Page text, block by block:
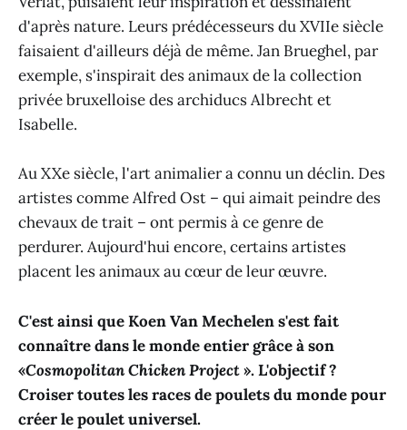
d'après nature. Leurs prédécesseurs du XVIIe siècle
faisaient d'ailleurs déjà de même. Jan Brueghel, par
exemple, s'inspirait des animaux de la collection
privée bruxelloise des archiducs Albrecht et
Isabelle.
Au XXe siècle, l'art animalier a connu un déclin. Des
artistes comme Alfred Ost – qui aimait peindre des
chevaux de trait – ont permis à ce genre de
perdurer. Aujourd'hui encore, certains artistes
placent les animaux au cœur de leur œuvre.
C'est ainsi que Koen Van Mechelen s'est fait
connaître dans le monde entier grâce à son
«Cosmopolitan Chicken Project». L'objectif ?
Croiser toutes les races de poulets du monde pour
créer le poulet universel.